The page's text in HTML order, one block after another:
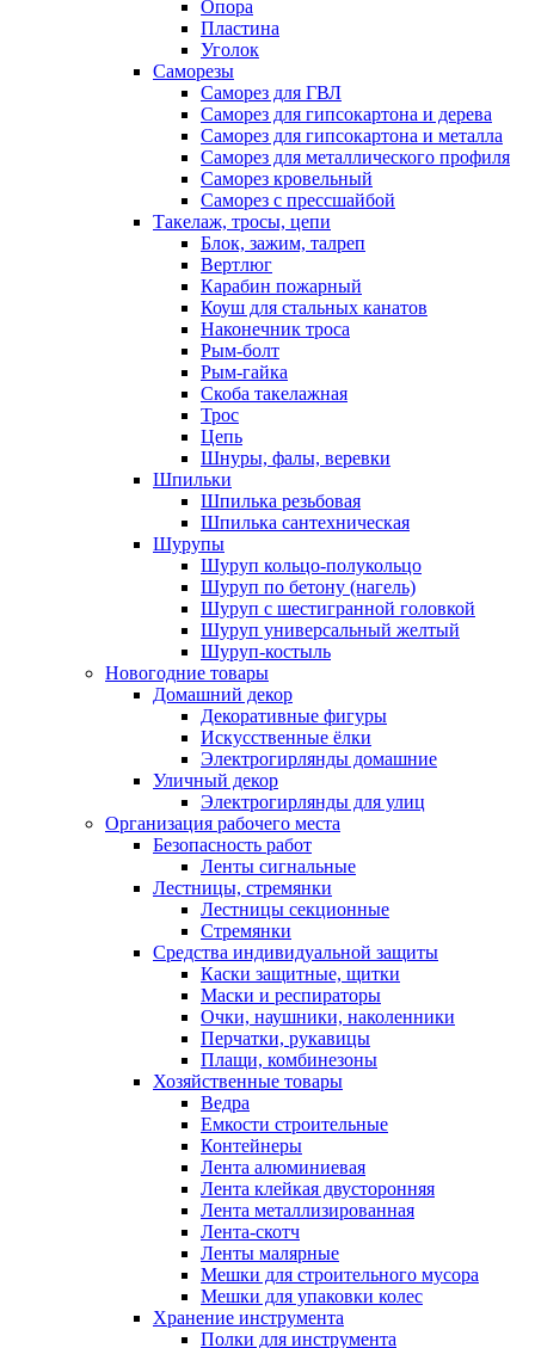
Опора
Пластина
Уголок
Саморезы
Саморез для ГВЛ
Саморез для гипсокартона и дерева
Саморез для гипсокартона и металла
Саморез для металлического профиля
Саморез кровельный
Саморез с прессшайбой
Такелаж, тросы, цепи
Блок, зажим, талреп
Вертлюг
Карабин пожарный
Коуш для стальных канатов
Наконечник троса
Рым-болт
Рым-гайка
Скоба такелажная
Трос
Цепь
Шнуры, фалы, веревки
Шпильки
Шпилька резьбовая
Шпилька сантехническая
Шурупы
Шуруп кольцо-полукольцо
Шуруп по бетону (нагель)
Шуруп с шестигранной головкой
Шуруп универсальный желтый
Шуруп-костыль
Новогодние товары
Домашний декор
Декоративные фигуры
Искусственные ёлки
Электрогирлянды домашние
Уличный декор
Электрогирлянды для улиц
Организация рабочего места
Безопасность работ
Ленты сигнальные
Лестницы, стремянки
Лестницы секционные
Стремянки
Средства индивидуальной защиты
Каски защитные, щитки
Маски и респираторы
Очки, наушники, наколенники
Перчатки, рукавицы
Плащи, комбинезоны
Хозяйственные товары
Ведра
Емкости строительные
Контейнеры
Лента алюминиевая
Лента клейкая двусторонняя
Лента металлизированная
Лента-скотч
Ленты малярные
Мешки для строительного мусора
Мешки для упаковки колес
Хранение инструмента
Полки для инструмента